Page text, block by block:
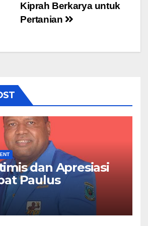
Kiprah Berkarya untuk
Pertanian
dan Apresiasi
Paulus
Atas 8
dan 13 Raperdasi